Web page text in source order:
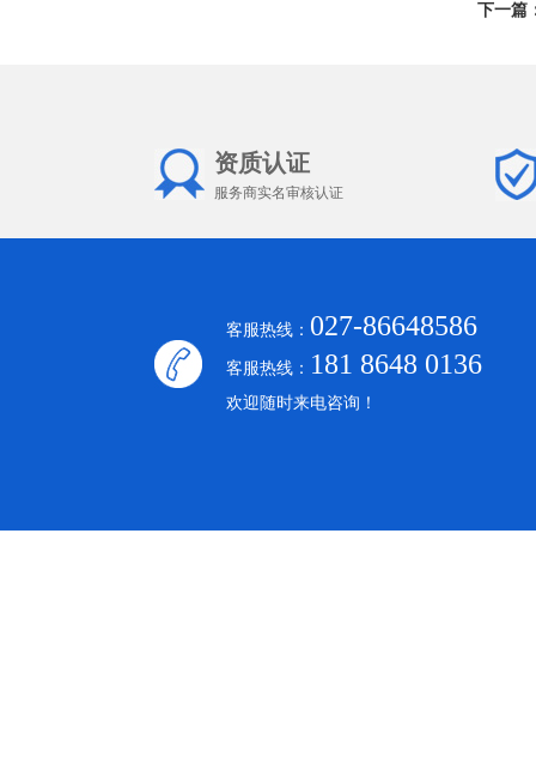
下一篇
资质认证
服务商实名审核认证
客服热线： 027-86648586
客服热线： 181 8648 0136
欢迎随时来电咨询！